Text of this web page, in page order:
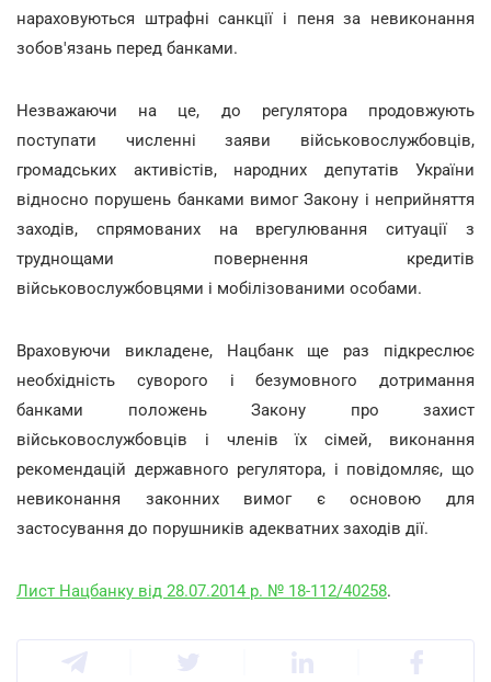
нараховуються штрафні санкції і пеня за невиконання
зобов'язань перед банками.
Незважаючи на це, до регулятора продовжують
поступати численні заяви військовослужбовців,
громадських активістів, народних депутатів України
відносно порушень банками вимог Закону і неприйняття
заходів, спрямованих на врегулювання ситуації з
труднощами повернення кредитів
військовослужбовцями і мобілізованими особами.
Враховуючи викладене, Нацбанк ще раз підкреслює
необхідність суворого і безумовного дотримання
банками положень Закону про захист
військовослужбовців і членів їх сімей, виконання
рекомендацій державного регулятора, і повідомляє, що
невиконання законних вимог є основою для
застосування до порушників адекватних заходів дії.
Лист Нацбанку від 28.07.2014 р. № 18-112/40258.